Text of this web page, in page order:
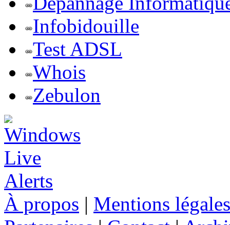
Infobidouille
Test ADSL
Whois
Zebulon
À propos | Mentions légales